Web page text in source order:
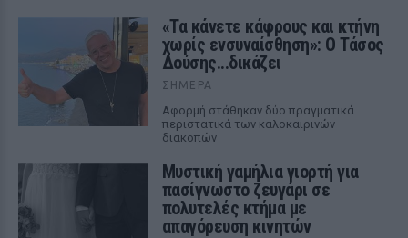
«Τα κάνετε κάφρους και κτήνη
χωρίς ενσυναίσθηση»: Ο Τάσος
Δούσης...δικάζει
ΣΉΜΕΡΑ
Αφορμή στάθηκαν δύο πραγματικά
περιστατικά των καλοκαιρινών
διακοπών
Μυστική γαμήλια γιορτή για
πασίγνωστο ζευγάρι σε
πολυτελές κτήμα με
απαγόρευση κινητών